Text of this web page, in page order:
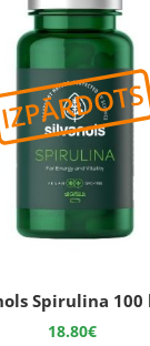
Spirulina 100
18.80€